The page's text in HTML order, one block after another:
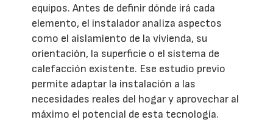
equipos. Antes de definir dónde irá cada
elemento, el instalador analiza aspectos
como el aislamiento de la vivienda, su
orientación, la superficie o el sistema de
calefacción existente. Ese estudio previo
permite adaptar la instalación a las
necesidades reales del hogar y aprovechar al
máximo el potencial de esta tecnología.